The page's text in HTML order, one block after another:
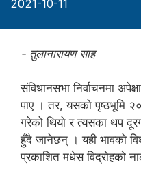
2021-10-11
- तुलानारायण साह
संविधानसभा निर्वाचनमा
पाए । तर, यसको पृष्ठभूमि
गरेको थियो र त्यसका थप
हुँदै जानेछन् । यही भावको
प्रकाशित मधेस विद्रोहको